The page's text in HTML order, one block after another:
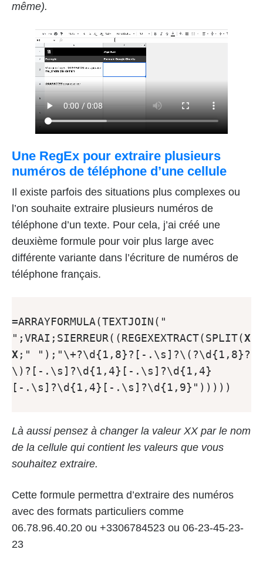
même).
Une RegEx pour extraire plusieurs
numéros de téléphone d’une cellule
Il existe parfois des situations plus complexes ou
l’on souhaite extraire plusieurs numéros de
téléphone d’un texte. Pour cela, j’ai créé une
deuxième formule pour voir plus large avec
différente variante dans l’écriture de numéros de
téléphone français.
=ARRAYFORMULA(TEXTJOIN("
";VRAI;SIERREUR((REGEXEXTRACT(SPLIT(X
X;" ");"\+?\d{1,8}?[-.\s]?\(?\d{1,8}?
\)?[-.\s]?\d{1,4}[-.\s]?\d{1,4}
[-.\s]?\d{1,4}[-.\s]?\d{1,9}")))))
Là aussi pensez à changer la valeur XX par le nom
de la cellule qui contient les valeurs que vous
souhaitez extraire.
Cette formule permettra d’extraire des numéros
avec des formats particuliers comme
06.78.96.40.20 ou +3306784523 ou 06-23-45-23-
23